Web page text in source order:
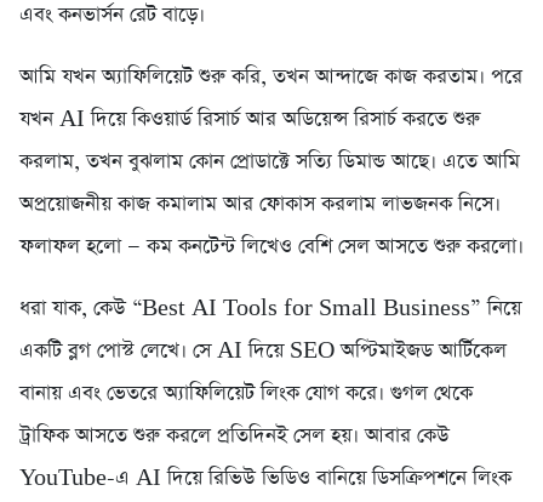
এবং কনভার্সন রেট বাড়ে।
আমি যখন অ্যাফিলিয়েট শুরু করি, তখন আন্দাজে কাজ করতাম। পরে
যখন AI দিয়ে কিওয়ার্ড রিসার্চ আর অডিয়েন্স রিসার্চ করতে শুরু
করলাম, তখন বুঝলাম কোন প্রোডাক্টে সত্যি ডিমান্ড আছে। এতে আমি
অপ্রয়োজনীয় কাজ কমালাম আর ফোকাস করলাম লাভজনক নিসে।
ফলাফল হলো — কম কনটেন্ট লিখেও বেশি সেল আসতে শুরু করলো।
ধরা যাক, কেউ “Best AI Tools for Small Business” নিয়ে
একটি ব্লগ পোস্ট লেখে। সে AI দিয়ে SEO অপ্টিমাইজড আর্টিকেল
বানায় এবং ভেতরে অ্যাফিলিয়েট লিংক যোগ করে। গুগল থেকে
ট্রাফিক আসতে শুরু করলে প্রতিদিনই সেল হয়। আবার কেউ
YouTube-এ AI দিয়ে রিভিউ ভিডিও বানিয়ে ডিসক্রিপশনে লিংক